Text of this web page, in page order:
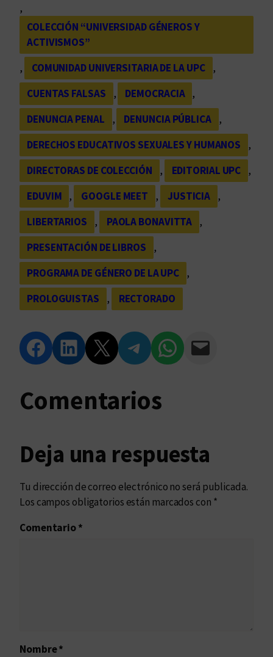
,
COLECCIÓN “UNIVERSIDAD GÉNEROS Y
ACTIVISMOS”
,
COMUNIDAD UNIVERSITARIA DE LA UPC
,
CUENTAS FALSAS
, DEMOCRACIA
,
DENUNCIA PENAL
, DENUNCIA PÚBLICA
,
DERECHOS EDUCATIVOS SEXUALES Y HUMANOS
,
DIRECTORAS DE COLECCIÓN
, EDITORIAL UPC
,
EDUVIM
, GOOGLE MEET , JUSTICIA
,
LIBERTARIOS
, PAOLA BONAVITTA
,
PRESENTACIÓN DE LIBROS
,
PROGRAMA DE GÉNERO DE LA UPC
,
PROLOGUISTAS
, RECTORADO
Compartir en Facebook Compartir en LinkedIn Compartir en Twitter Compartir en Telegram Compartir en WhatsApp Compartir vía Email
Comentarios
Deja una respuesta
Tu dirección de correo electrónico no será publicada.
Los campos obligatorios están marcados con *
Comentario*
Nombre*